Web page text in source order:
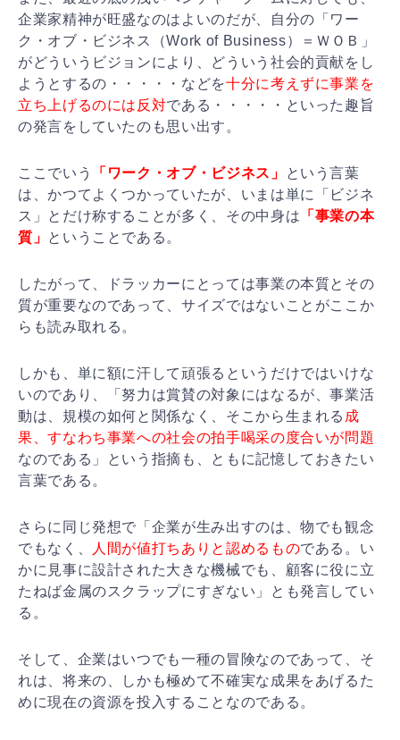
企業家精神が旺盛なのはよいのだが、自分の「ワー
ク・オブ・ ビジネス（Work of Business）＝ＷＯＢ」
がどういうビジョンにより
、どういう社会的貢献をし
ようとするの・・・・・などを十分に考えずに事業を
立ち上げるのには反対である・・・
・・といった趣旨
の発言をしていたのも思い出す。
ここでいう 「ワーク・オブ・ビジネス」
という言葉
は、かつてよくつかっていたが、いまは単に「ビジネ
ス」とだけ称することが多く、その中身は 「事業の本
質」 ということ である。
したがって、ドラッカーにとっては事業の本質とその
質が重要なのであって、サイズではないことがここか
らも読み取れる。
しかも、単に額に汗して頑張るというだけではいけな
いのであり、「努力は賞賛の対象にはなるが、事業活
動は、規模の如何と関係なく、そこから生まれる 成
果、すなわち事業への社会の拍手喝采の度合いが問題
なのである」という 指摘も、ともに記憶しておきたい
言葉である。
さらに同じ発想で「企業が生み出すのは、物でも観念
でもなく、 人間が値打ちありと認めるものである。い
かに見事に設計された大きな機械でも、顧客に役に立
たねば金属のスクラップにすぎない」とも発言してい
る。
そして、企業はいつでも一種の冒険なのであって、そ
れは 、将来の、しかも極めて不確実な成果をあげるた
めに現在の資源を投入することなのである。